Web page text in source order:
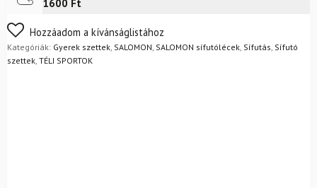
Combi
Prolink
+
rudak
1600 Ft
Nem biztos a választásában? Semmi gond – a terméket
egyszerűen visszaküldheti 14 napon belül, indoklás nélkül.
Mik a visszaküldés feltételei?
Hozzáadom a kívánságlistához
Kategóriák: Gyerek szettek, SALOMON, SALOMON sífutólécek, Sífutás, Sífutó
szettek, TÉLI SPORTOK